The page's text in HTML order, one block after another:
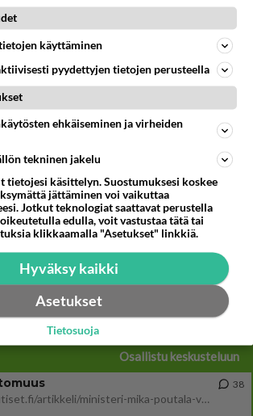
suhde
Ikävä
716
Millä kirjaimella nimesi alkaa?
Ikävä
46
Ikävä
33
657
Näköä tai luonteenpiirteitä? Utelias
Ikävä
hukkaan
Ikävä
88
617
Osallistu keskusteluun
https://www.mtvuutiset.fi/artikkeli/ministeri-mika-poutala-vakavassa-onnettomuudessa/9375980 Kumma kun jutussa ei manit
38
käyttäminen
pyydettyjen tietojen perusteella
ehkäiseminen ja virheiden
tekninen jakelu
tietojesi käsittelyn. Suostumuksesi koskee
jättäminen voi vaikuttaa
Jotkut teknologiat saattavat perustella
edulla, voit vastustaa tätä tai
klikkaamalla "Asetukset" linkkiä.
Hyväksy kaikki
Asetukset
Tietosuoja